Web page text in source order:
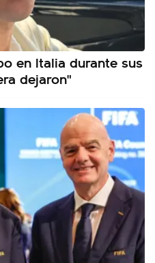
en Italia durante sus
dejaron"